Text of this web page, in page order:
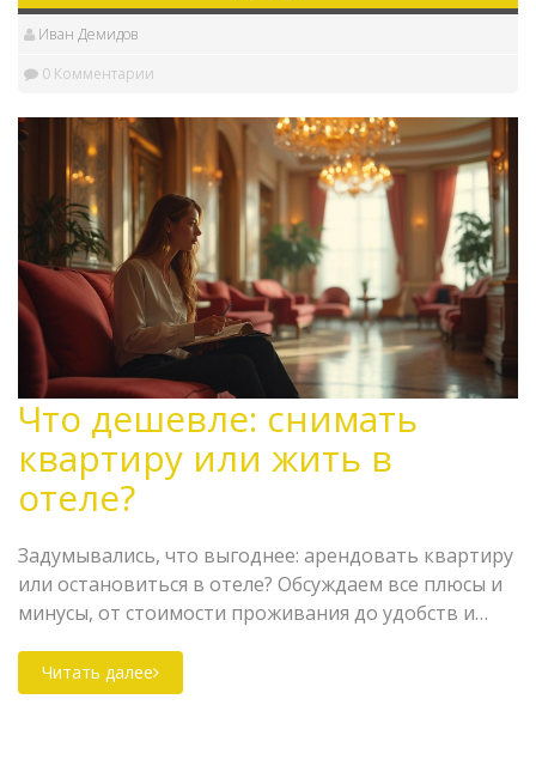
Иван Демидов
0 Комментарии
Что дешевле: снимать
квартиру или жить в
отеле?
Задумывались, что выгоднее: арендовать квартиру
или остановиться в отеле? Обсуждаем все плюсы и
минусы, от стоимости проживания до удобств и
и интересными фактами, чтобы помочь вам
принять разумное решение для вашего бюджета и
Читать далее